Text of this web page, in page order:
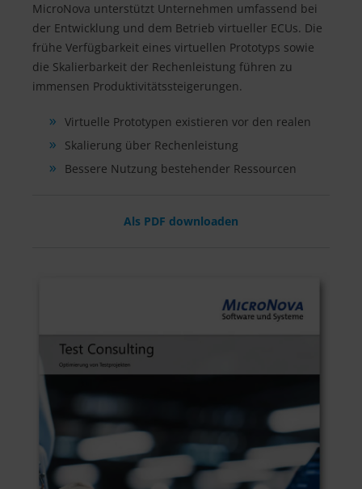
MicroNova unterstützt Unternehmen umfassend bei
der Entwicklung und dem Betrieb virtueller ECUs. Die
frühe Verfügbarkeit eines virtuellen Prototyps sowie
die Skalierbarkeit der Rechenleistung führen zu
immensen Produktivitätssteigerungen.
Virtuelle Prototypen existieren vor den realen
Skalierung über Rechenleistung
Bessere Nutzung bestehender Ressourcen
Als PDF downloaden